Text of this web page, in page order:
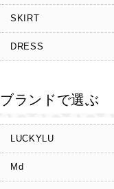
SKIRT
DRESS
ブランドで選ぶ
LUCKYLU
Md